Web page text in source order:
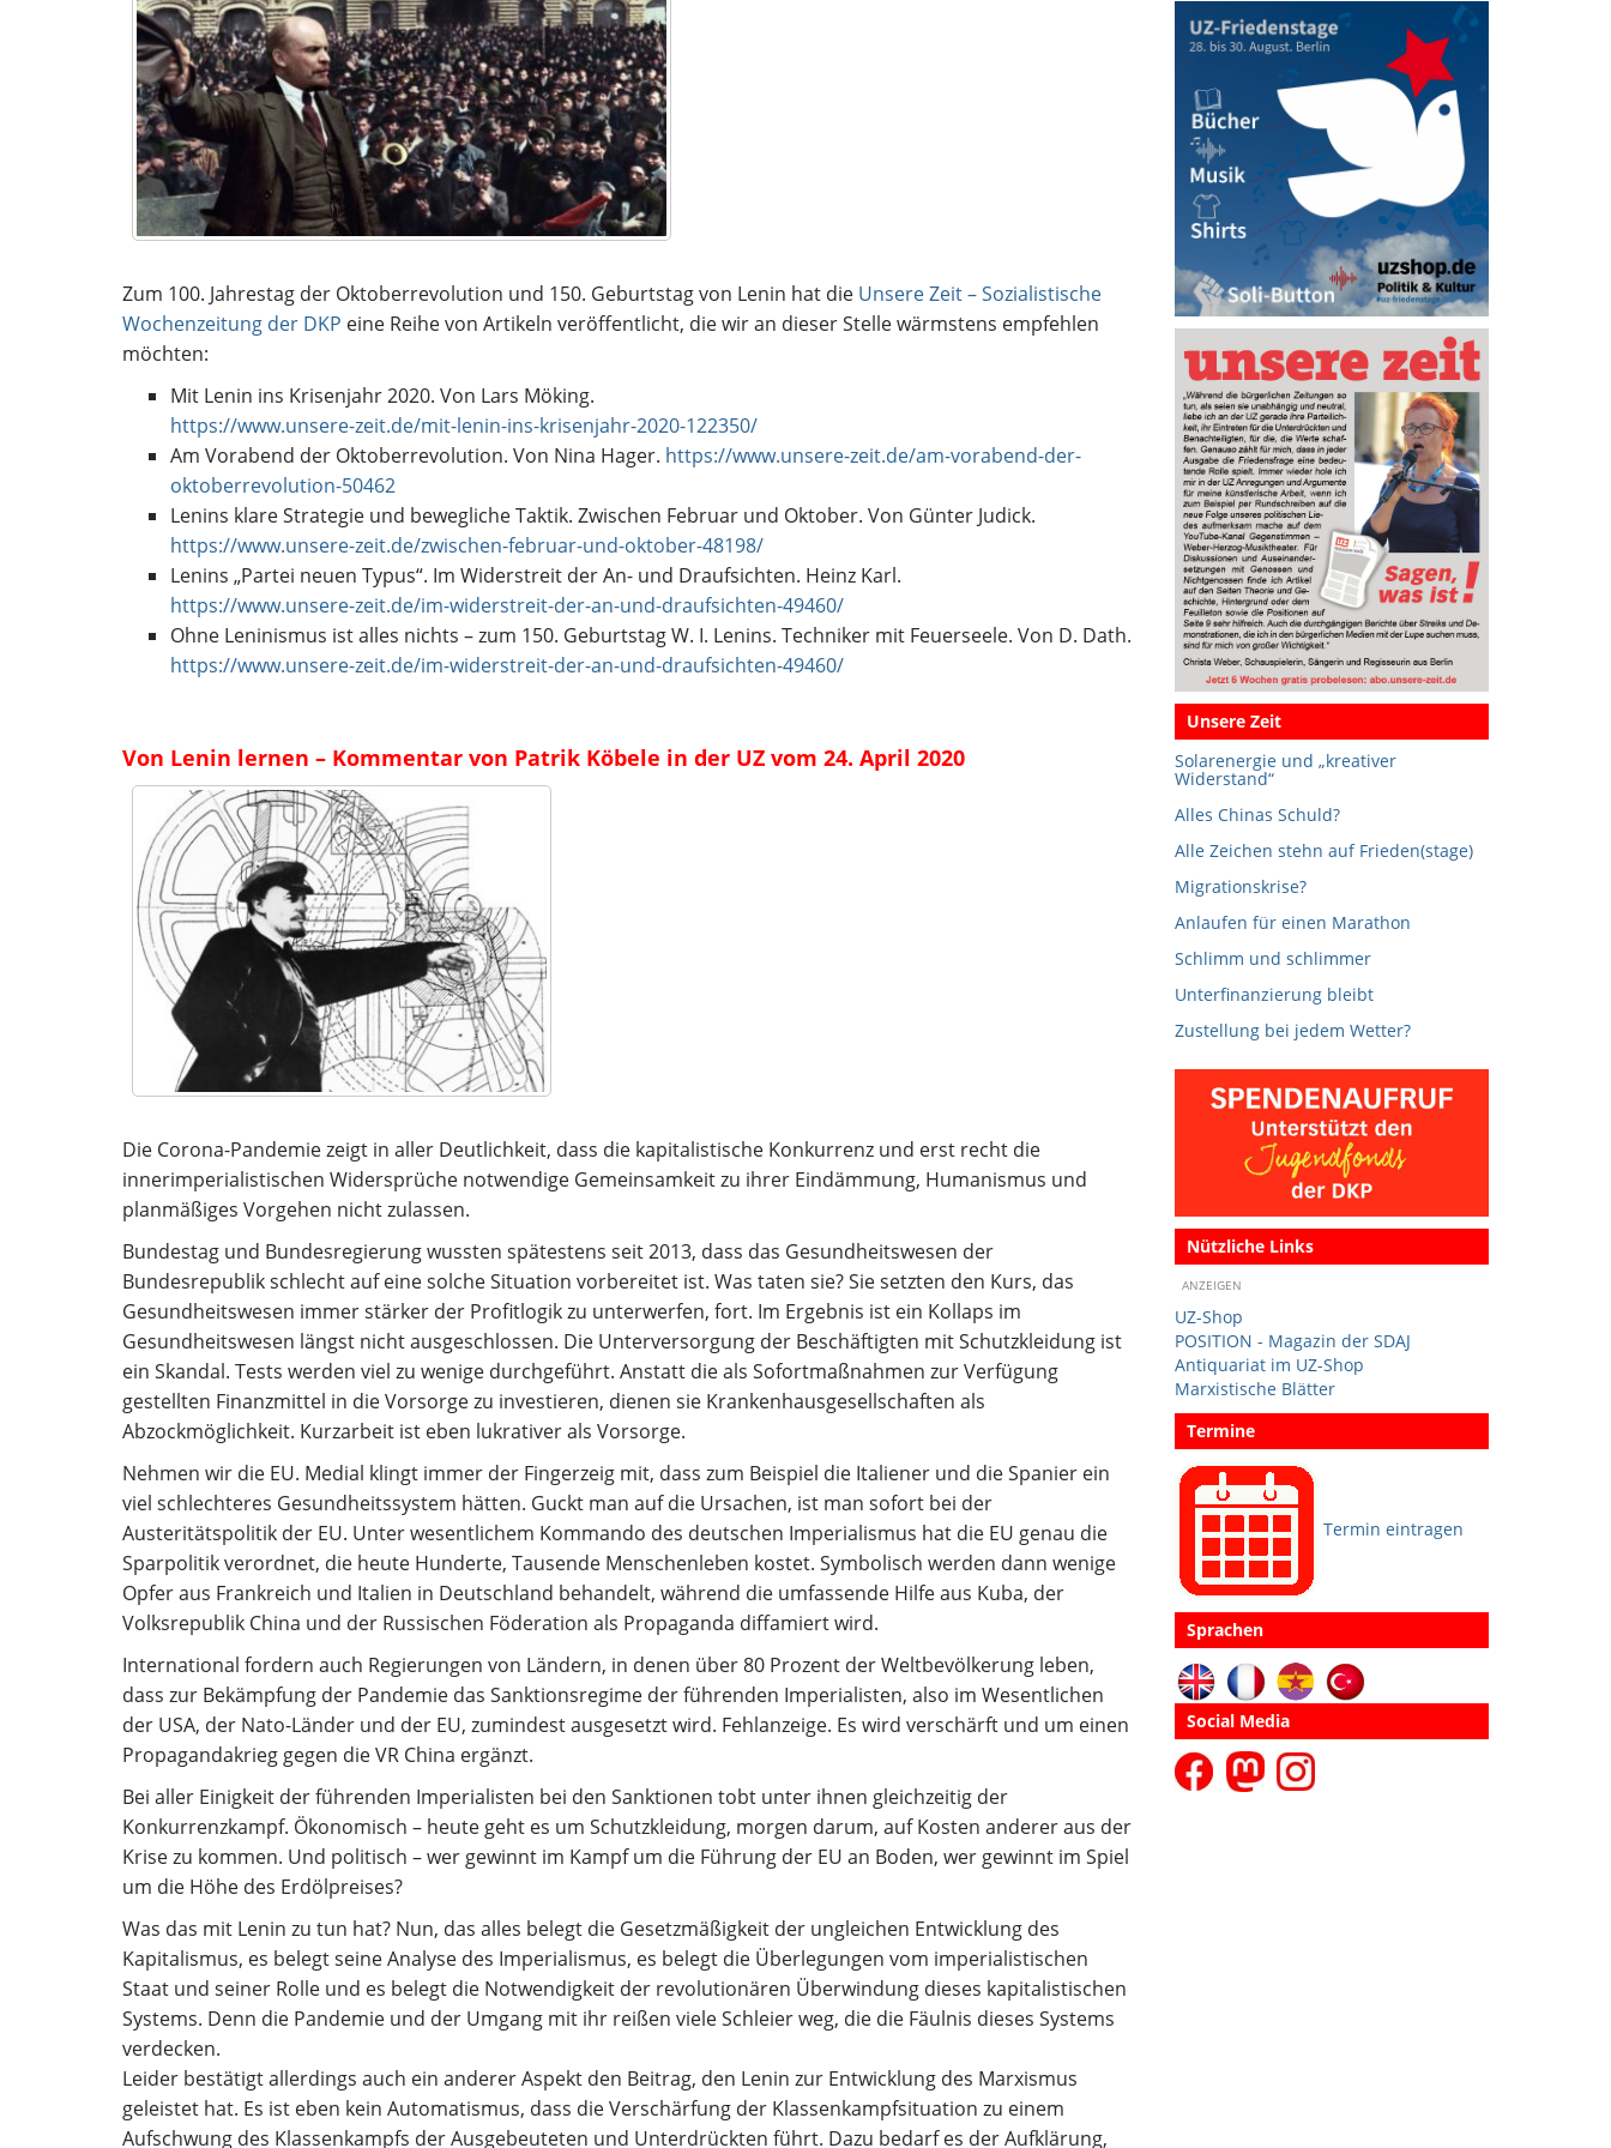
Zum 100. Jahrestag der Oktoberrevolution und 150. Geburtstag von Lenin hat die Unsere Zeit – Sozialistische
Wochenzeitung der DKP eine Reihe von Artikeln veröffentlicht, die wir an dieser Stelle wärmstens empfehlen
möchten:
Mit Lenin ins Krisenjahr 2020. Von Lars Möking.
https://www.unsere-zeit.de/mit-lenin-ins-krisenjahr-2020-122350/
Am Vorabend der Oktoberrevolution. Von Nina Hager. https://www.unsere-zeit.de/am-vorabend-der-
oktoberrevolution-50462
Lenins klare Strategie und bewegliche Taktik. Zwischen Februar und Oktober. Von Günter Judick.
https://www.unsere-zeit.de/zwischen-februar-und-oktober-48198/
Lenins „Partei neuen Typus“. Im Widerstreit der An- und Draufsichten. Heinz Karl.
https://www.unsere-zeit.de/im-widerstreit-der-an-und-draufsichten-49460/
Ohne Leninismus ist alles nichts – zum 150. Geburtstag W. I. Lenins. Techniker mit Feuerseele. Von D. Dath.
https://www.unsere-zeit.de/im-widerstreit-der-an-und-draufsichten-49460/
Von Lenin lernen – Kommentar von Patrik Köbele in der UZ vom 24. April 2020
Die Corona-Pandemie zeigt in aller Deutlichkeit, dass die kapitalistische Konkurrenz und erst recht die
innerimperialistischen Widersprüche notwendige Gemeinsamkeit zu ihrer Eindämmung, Humanismus und
planmäßiges Vorgehen nicht zulassen.
Bundestag und Bundesregierung wussten spätestens seit 2013, dass das Gesundheitswesen der
Bundesrepublik schlecht auf eine solche Situation vorbereitet ist. Was taten sie? Sie setzten den Kurs, das
Gesundheitswesen immer stärker der Profitlogik zu unterwerfen, fort. Im Ergebnis ist ein Kollaps im
Gesundheitswesen längst nicht ausgeschlossen. Die Unterversorgung der Beschäftigten mit Schutzkleidung ist
ein Skandal. Tests werden viel zu wenige durchgeführt. Anstatt die als Sofortmaßnahmen zur Verfügung
gestellten Finanzmittel in die Vorsorge zu investieren, dienen sie Krankenhausgesellschaften als
Abzockmöglichkeit. Kurzarbeit ist eben lukrativer als Vorsorge.
Nehmen wir die EU. Medial klingt immer der Fingerzeig mit, dass zum Beispiel die Italiener und die Spanier ein
viel schlechteres Gesundheitssystem hätten. Guckt man auf die Ursachen, ist man sofort bei der
Austeritätspolitik der EU. Unter wesentlichem Kommando des deutschen Imperialismus hat die EU genau die
Sparpolitik verordnet, die heute Hunderte, Tausende Menschenleben kostet. Symbolisch werden dann wenige
Opfer aus Frankreich und Italien in Deutschland behandelt, während die umfassende Hilfe aus Kuba, der
Volksrepublik China und der Russischen Föderation als Propaganda diffamiert wird.
International fordern auch Regierungen von Ländern, in denen über 80 Prozent der Weltbevölkerung leben,
dass zur Bekämpfung der Pandemie das Sanktionsregime der führenden Imperialisten, also im Wesentlichen
der USA, der Nato-Länder und der EU, zumindest ausgesetzt wird. Fehlanzeige. Es wird verschärft und um einen
Propagandakrieg gegen die VR China ergänzt.
Bei aller Einigkeit der führenden Imperialisten bei den Sanktionen tobt unter ihnen gleichzeitig der
Konkurrenzkampf. Ökonomisch – heute geht es um Schutzkleidung, morgen darum, auf Kosten anderer aus der
Krise zu kommen. Und politisch – wer gewinnt im Kampf um die Führung der EU an Boden, wer gewinnt im Spiel
um die Höhe des Erdölpreises?
Was das mit Lenin zu tun hat? Nun, das alles belegt die Gesetzmäßigkeit der ungleichen Entwicklung des
Kapitalismus, es belegt seine Analyse des Imperialismus, es belegt die Überlegungen vom imperialistischen
Staat und seiner Rolle und es belegt die Notwendigkeit der revolutionären Überwindung dieses kapitalistischen
Systems. Denn die Pandemie und der Umgang mit ihr reißen viele Schleier weg, die die Fäulnis dieses Systems
verdecken.
Leider bestätigt allerdings auch ein anderer Aspekt den Beitrag, den Lenin zur Entwicklung des Marxismus
geleistet hat. Es ist eben kein Automatismus, dass die Verschärfung der Klassenkampfsituation zu einem
Aufschwung des Klassenkampfs der Ausgebeuteten und Unterdrückten führt. Dazu bedarf es der Aufklärung,
Unsere Zeit
Solarenergie und „kreativer
Widerstand“
Alles Chinas Schuld?
Alle Zeichen stehn auf Frieden(stage)
Migrationskrise?
Anlaufen für einen Marathon
Schlimm und schlimmer
Unterfinanzierung bleibt
Zustellung bei jedem Wetter?
Nützliche Links
ANZEIGEN
UZ-Shop
POSITION - Magazin der SDAJ
Antiquariat im UZ-Shop
Marxistische Blätter
Termine
Termin eintragen
Sprachen
Social Media